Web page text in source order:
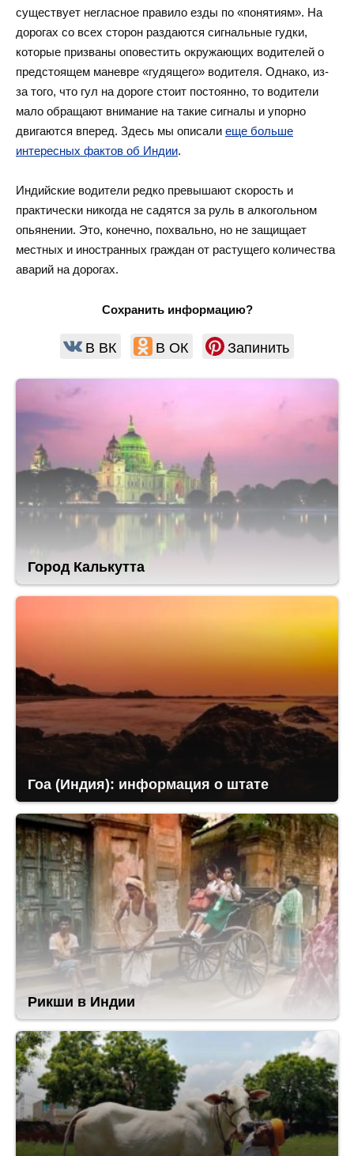
существует негласное правило езды по «понятиям». На
дорогах со всех сторон раздаются сигнальные гудки,
которые призваны оповестить окружающих водителей о
предстоящем маневре «гудящего» водителя. Однако, из-
за того, что гул на дороге стоит постоянно, то водители
мало обращают внимание на такие сигналы и упорно
двигаются вперед. Здесь мы описали еще больше
интересных фактов об Индии.
Индийские водители редко превышают скорость и
практически никогда не садятся за руль в алкогольном
опьянении. Это, конечно, похвально, но не защищает
местных и иностранных граждан от растущего количества
аварий на дорогах.
Сохранить информацию?
В ВК В ОК Запинить
Город Калькутта
Гоа (Индия): информация о штате
Рикши в Индии